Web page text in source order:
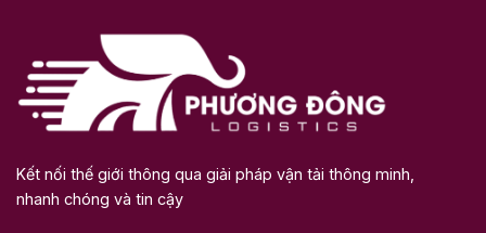
Kết nối thế giới thông qua giải pháp vận tải thông minh,
nhanh chóng và tin cậy